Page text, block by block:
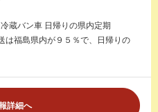
蔵バン車 日帰りの県内定期
福島県内が９５％で、日帰りの
詳細へ